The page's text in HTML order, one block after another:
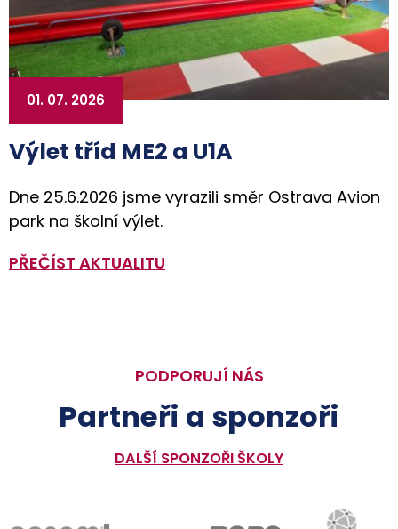
Výlet tříd ME2 a U1A
01. 07. 2026
Dne 25.6.2026 jsme vyrazili směr Ostrava Avion
park na školní výlet.
PŘEČÍST AKTUALITU
PODPORUJÍ NÁS
Partneři a sponzoři
DALŠÍ SPONZOŘI ŠKOLY